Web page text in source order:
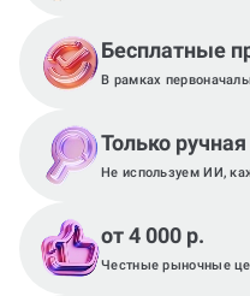
Бесплатные
В рамках
Только
Не используем ИИ,
от 4 000 р.
Честные рыночные